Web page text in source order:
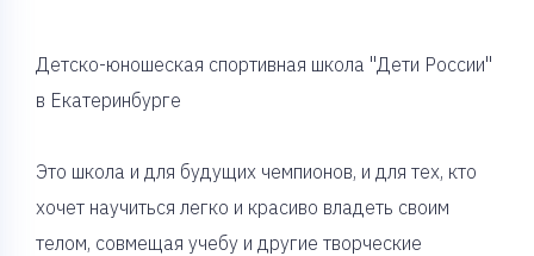
Детско-юношеская спортивная школа "Дети России"
в Екатеринбурге
Это школа и для будущих чемпионов, и для тех, кто
хочет научиться легко и красиво владеть своим
телом, совмещая учебу и другие творческие